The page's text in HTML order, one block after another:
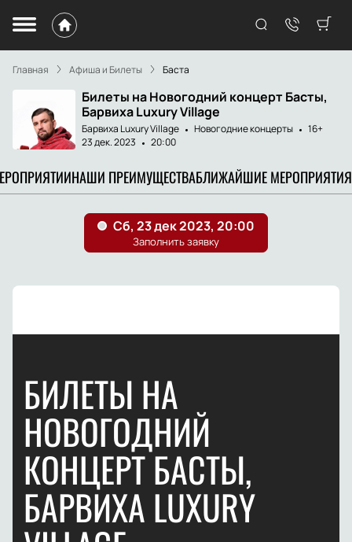
Главная Афиша и Билеты Баста
Билеты на Новогодний концерт Басты,
Барвиха Luxury Village
Барвиха Luxury Village Новогодние концерты
16+
23 дек. 2023
20:00
НАШИ ПРЕИМУЩЕСТВАБЛИЖАЙШИЕ МЕРОПРИЯТИЯ
БИЛЕТЫ НА
НОВОГОДНИЙ
КОНЦЕРТ БАСТЫ,
БАРВИХА LUXURY